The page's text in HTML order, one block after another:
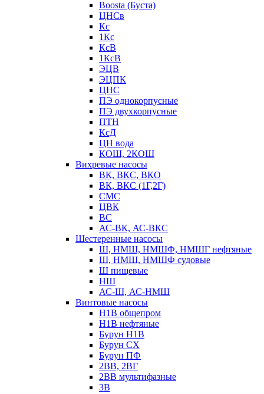
Boosta (Буста)
ЦНСв
Кс
1Кс
КсВ
1КсВ
ЭЦВ
ЭЦПК
ЦНС
ПЭ однокорпусные
ПЭ двухкорпусные
ПТН
КсД
ЦН вода
КОШ, 2КОШ
Вихревые насосы
ВК, ВКС, ВКО
ВК, ВКС (1Г,2Г)
СМС
ЦВК
ВС
АС-ВК, АС-ВКС
Шестеренные насосы
Ш, НМШ, НМШФ, НМШГ нефтяные
Ш, НМШ, НМШФ судовые
Ш пищевые
НШ
АС-Ш, АС-НМШ
Винтовые насосы
Н1В общепром
Н1В нефтяные
Бурун Н1В
Бурун СХ
Бурун ПФ
2ВВ, 2ВГ
2ВВ мультифазные
3В